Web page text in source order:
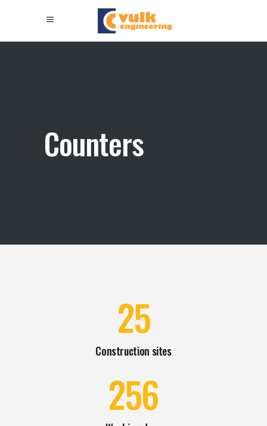
Counters
25
Construction sites
256